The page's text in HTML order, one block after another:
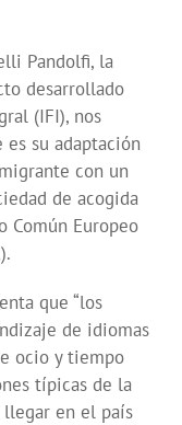
Pandolfi, la
desarrollado
(IFI), nos
su adaptación
con un
de acogida
Común Europeo
que “los
de idiomas
ocio y tiempo
típicas de la
en el país